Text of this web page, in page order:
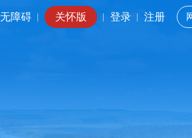
无障碍 | 关怀版 | 登录 | 注册